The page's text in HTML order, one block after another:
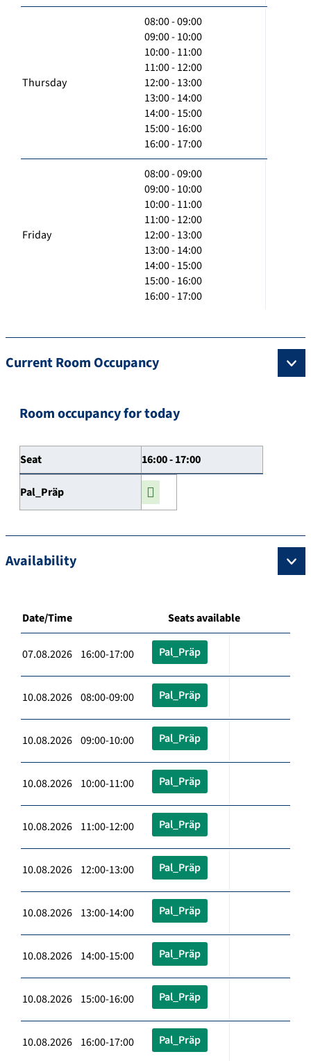
Thursday
08:00 - 09:00
09:00 - 10:00
10:00 - 11:00
11:00 - 12:00
12:00 - 13:00
13:00 - 14:00
14:00 - 15:00
15:00 - 16:00
16:00 - 17:00
Friday
08:00 - 09:00
09:00 - 10:00
10:00 - 11:00
11:00 - 12:00
12:00 - 13:00
13:00 - 14:00
14:00 - 15:00
15:00 - 16:00
16:00 - 17:00
Current Room Occupancy
Room occupancy for today
Seat 16:00 - 17:00
Pal_Präp
Availability
Date/Time Seats available
07.08.2026 16:00-17:00 Pal_Präp
10.08.2026 08:00-09:00 Pal_Präp
10.08.2026 09:00-10:00 Pal_Präp
10.08.2026 10:00-11:00 Pal_Präp
10.08.2026 11:00-12:00 Pal_Präp
10.08.2026 12:00-13:00 Pal_Präp
10.08.2026 13:00-14:00 Pal_Präp
10.08.2026 14:00-15:00 Pal_Präp
10.08.2026 15:00-16:00 Pal_Präp
10.08.2026 16:00-17:00 Pal_Präp